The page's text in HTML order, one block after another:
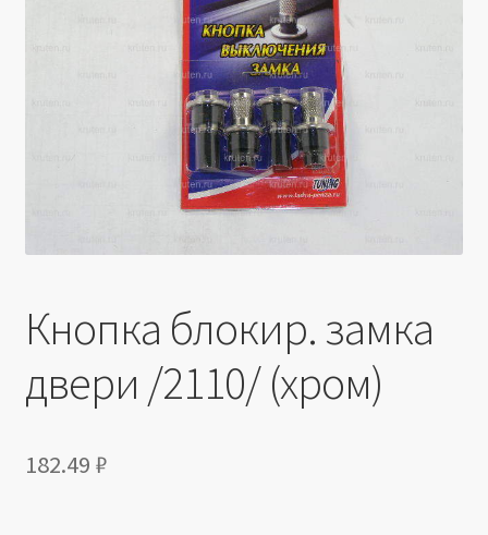
Юридические данные
Кнопка блокир. замка
двери /2110/ (хром)
182.49 ₽